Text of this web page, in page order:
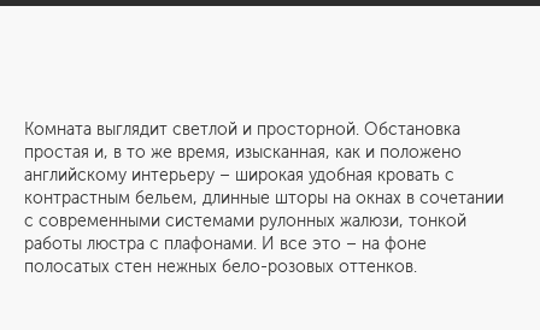
Комната выглядит светлой и просторной. Обстановка
простая и, в то же время, изысканная, как и положено
английскому интерьеру – широкая удобная кровать с
контрастным бельем, длинные шторы на окнах в сочетании
с современными системами рулонных жалюзи, тонкой
работы люстра с плафонами. И все это – на фоне
полосатых стен нежных бело-розовых оттенков.